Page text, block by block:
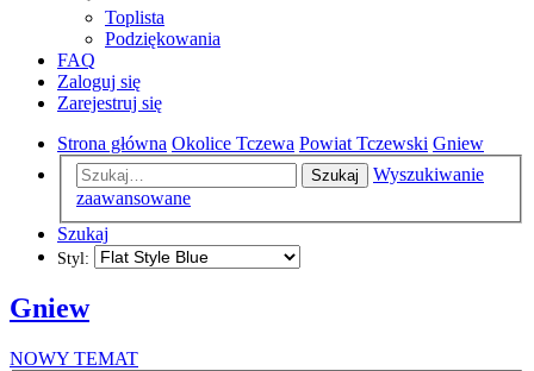
Toplista
Podziękowania
FAQ
Zaloguj się
Zarejestruj się
Strona główna Okolice Tczewa Powiat Tczewski Gniew
Szukaj
Wyszukiwanie
zaawansowane
Szukaj
Styl:
Gniew
NOWY TEMAT